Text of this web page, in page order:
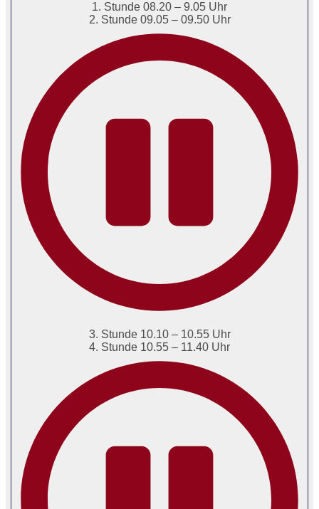
1. Stunde 08.20 – 9.05 Uhr
2. Stunde 09.05 – 09.50 Uhr
3. Stunde 10.10 – 10.55 Uhr
4. Stunde 10.55 – 11.40 Uhr